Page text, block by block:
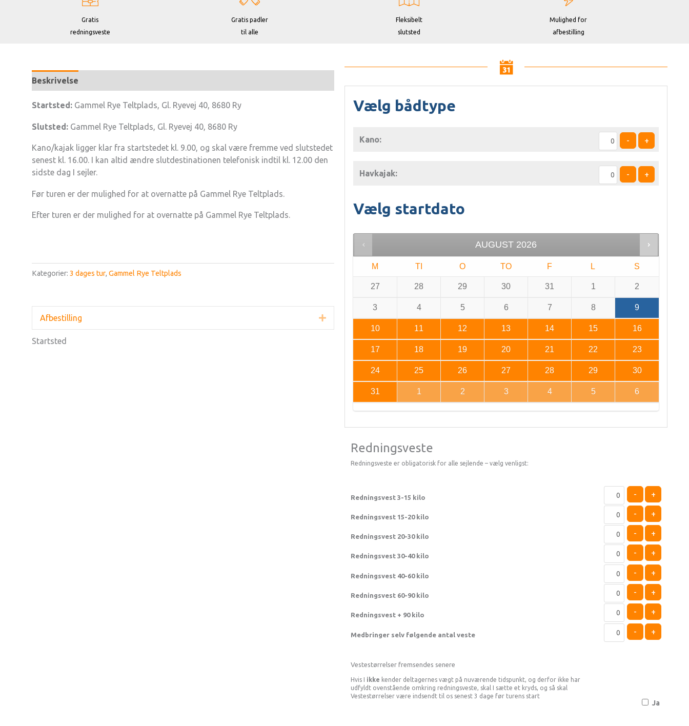
Gratis
redningsveste
Gratis padler
til alle
Fleksibelt
slutsted
Mulighed for
afbestilling
Beskrivelse
Startsted: Gammel Rye Teltplads, Gl. Ryevej 40, 8680 Ry
Slutsted: Gammel Rye Teltplads, Gl. Ryevej 40, 8680 Ry
Kano/kajak ligger klar fra startstedet kl. 9.00, og skal være fremme ved slutstedet
senest kl. 16.00. I kan altid ændre slutdestinationen telefonisk indtil kl. 12.00 den
sidste dag I sejler.
Før turen er der mulighed for at overnatte på Gammel Rye Teltplads.
Efter turen er der mulighed for at overnatte på Gammel Rye Teltplads.
Kategorier: 3 dages tur, Gammel Rye Teltplads
Afbestilling Udvid
Startsted
Vælg bådtype
Kano: - +
Havkajak: - +
Vælg startdato
AUGUST 2026
M TI O TO F L S
27 28 29 30 31 1 2
3 4 5 6 7 8 9
10 11 12 13 14 15 16
17 18 19 20 21 22 23
24 25 26 27 28 29 30
31 1 2 3 4 5 6
Redningsveste
Redningsveste er obligatorisk for alle sejlende – vælg venligst:
Redningsvest 3-15 kilo - +
Redningsvest 15-20 kilo - +
Redningsvest 20-30 kilo - +
Redningsvest 30-40 kilo - +
Redningsvest 40-60 kilo - +
Redningsvest 60-90 kilo - +
Redningsvest + 90 kilo - +
Medbringer selv følgende antal veste - +
Vestestørrelser fremsendes senere
Hvis I ikke kender deltagernes vægt på nuværende tidspunkt, og derfor ikke har
udfyldt ovenstående omkring redningsveste, skal I sætte et kryds, og så skal
Vestestørrelser være indsendt til os senest 3 dage før turens start
Ja